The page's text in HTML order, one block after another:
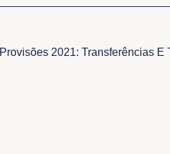
Provisões 2021: Transferências E